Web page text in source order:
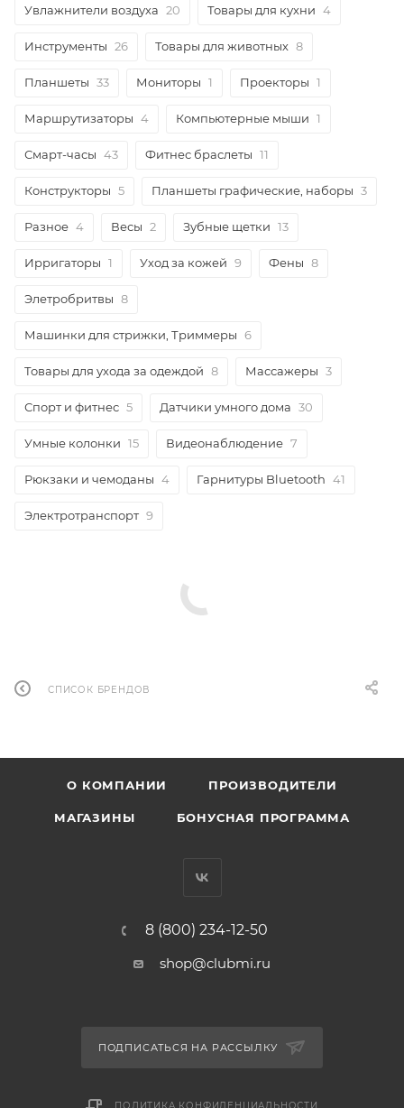
Увлажнители воздуха 20 Товары для кухни 4
Инструменты 26 Товары для животных 8
Планшеты 33 Мониторы 1 Проекторы 1
Маршрутизаторы 4 Компьютерные мыши 1
Смарт-часы 43 Фитнес браслеты 11
Конструкторы 5 Планшеты графические, наборы 3
Разное 4 Весы 2 Зубные щетки 13
Ирригаторы 1 Уход за кожей 9 Фены 8
Элетробритвы 8
Машинки для стрижки, Триммеры 6
Товары для ухода за одеждой 8 Массажеры 3
Спорт и фитнес 5 Датчики умного дома 30
Умные колонки 15 Видеонаблюдение 7
Рюкзаки и чемоданы 4 Гарнитуры Bluetooth 41
Электротранспорт 9
СПИСОК БРЕНДОВ
О КОМПАНИИ ПРОИЗВОДИТЕЛИ
МАГАЗИНЫ БОНУСНАЯ ПРОГРАММА
8 (800) 234-12-50
shop@clubmi.ru
ПОДПИСАТЬСЯ НА РАССЫЛКУ